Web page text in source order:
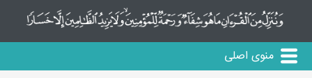
منوی اصلی